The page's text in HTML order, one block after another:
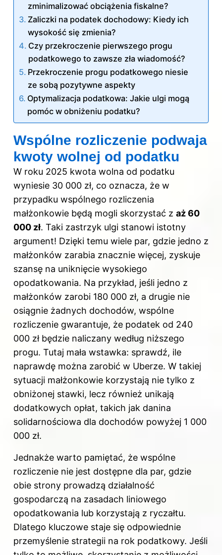
zminimalizować obciążenia fiskalne?
Zaliczki na podatek dochodowy: Kiedy ich
wysokość się zmienia?
Czy przekroczenie pierwszego progu
podatkowego to zawsze zła wiadomość?
Przekroczenie progu podatkowego niesie
ze sobą pozytywne aspekty
Optymalizacja podatkowa: Jakie ulgi mogą
pomóc w obniżeniu podatku?
Wspólne rozliczenie podwaja
kwoty wolnej od podatku
W roku 2025 kwota wolna od podatku
wyniesie 30 000 zł, co oznacza, że w
przypadku wspólnego rozliczenia
małżonkowie będą mogli skorzystać z aż 60
000 zł. Taki zastrzyk ulgi stanowi istotny
argument! Dzięki temu wiele par, gdzie jedno z
małżonków zarabia znacznie więcej, zyskuje
szansę na uniknięcie wysokiego
opodatkowania. Na przykład, jeśli jedno z
małżonków zarobi 180 000 zł, a drugie nie
osiągnie żadnych dochodów, wspólne
rozliczenie gwarantuje, że podatek od 240
000 zł będzie naliczany według niższego
progu. Tutaj mała wstawka: sprawdź, ile
naprawdę można zarobić w Uberze. W takiej
sytuacji małżonkowie korzystają nie tylko z
obniżonej stawki, lecz również unikają
dodatkowych opłat, takich jak danina
solidarnościowa dla dochodów powyżej 1 000
000 zł.
Jednakże warto pamiętać, że wspólne
rozliczenie nie jest dostępne dla par, gdzie
obie strony prowadzą działalność
gospodarczą na zasadach liniowego
opodatkowania lub korzystają z ryczałtu.
Dlatego kluczowe staje się odpowiednie
przemyślenie strategii na rok podatkowy. Jeśli